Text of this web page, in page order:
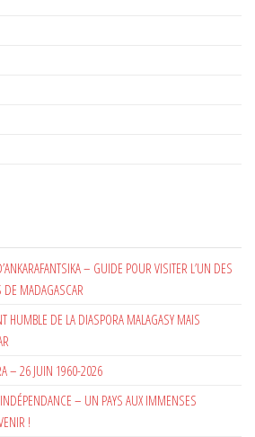
– GUIDE POUR VISITER L’UN DES
DE MADAGASCAR
HUMBLE DE LA DIASPORA MALAGASY MAIS
– 26 JUIN 1960-2026
– UN PAYS AUX IMMENSES
!